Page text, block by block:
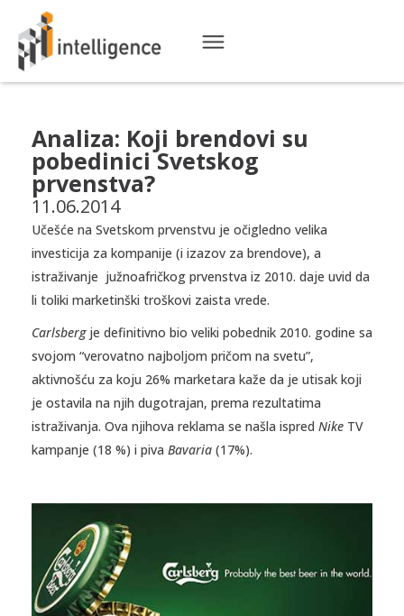
Analiza: Koji brendovi su
pobedinici Svetskog
prvenstva?
11.06.2014
Učešće na Svetskom prvenstvu je očigledno velika
investicija za kompanije (i izazov za brendove), a
istraživanje južnoafričkog prvenstva iz 2010. daje uvid da
li toliki marketinški troškovi zaista vrede.
Carlsbergje definitivno bio veliki pobednik 2010. godine sa
svojom “verovatno najboljom pričom na svetu”,
aktivnošću za koju 26% marketara kaže da je utisak koji
je ostavila na njih dugotrajan, prema rezultatima
istraživanja. Ova njihova reklama se našla ispred Nike TV
kampanje (18 %) i piva Bavaria (17%).